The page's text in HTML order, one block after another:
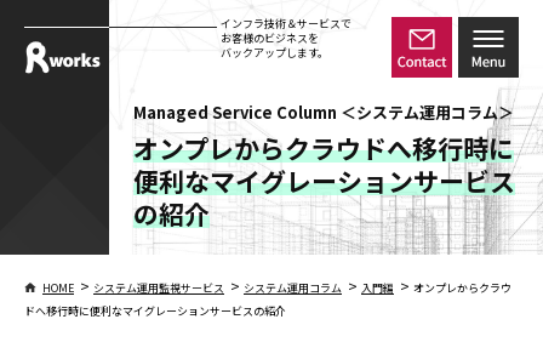
インフラ技術＆サービスで
お客様のビジネスを
バックアップします。
Managed Service Column ＜システム運用コラム＞
オンプレからクラウドへ移行時に
便利なマイグレーションサービス
の紹介
HOME > システム運用監視サービス > システム運用コラム > 入門編 > オンプレからクラウ
ドへ移行時に便利なマイグレーションサービスの紹介